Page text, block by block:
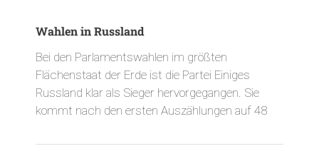
Wahlen in Russland
Bei den Parlamentswahlen im größten
Flächenstaat der Erde ist die Partei Einiges
Russland klar als Sieger hervorgegangen. Sie
kommt nach den ersten Auszählungen auf 48